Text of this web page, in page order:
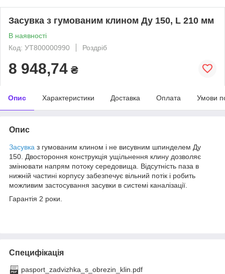
Засувка з гумованим клином Ду 150, L 210 мм
В наявності
Код: УТ800000990
Роздріб
8 948,74 ₴
Опис Характеристики Доставка Оплата Умови
Опис
Засувка з гумованим клином і не висувним шпинделем Ду
150. Двостороння конструкція ущільнення клину дозволяє
змінювати напрям потоку середовища. Відсутність паза в
нижній частині корпусу забезпечує вільний потік і робить
можливим застосування засувки в системі каналізації.
Гарантія 2 роки.
Специфікація
pasport_zadvizhka_s_obrezin_klin.pdf